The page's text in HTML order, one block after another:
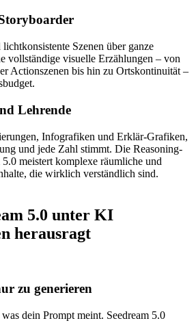
Szenen über ganze
vollständige visuelle Erzählungen – von
Actionszenen bis hin zu Ortskontinuität –
Lehrende
Infografiken und Erklär-Grafiken,
und jede Zahl stimmt. Die Reasoning-
meistert komplexe räumliche und
die wirklich verständlich sind.
5.0 unter KI
herausragt
zu generieren
dein Prompt meint. Seedream 5.0